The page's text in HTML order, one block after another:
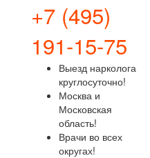
+7 (495)
191-15-75
Выезд нарколога
круглосуточно!
Москва и
Московская
область!
Врачи во всех
округах!